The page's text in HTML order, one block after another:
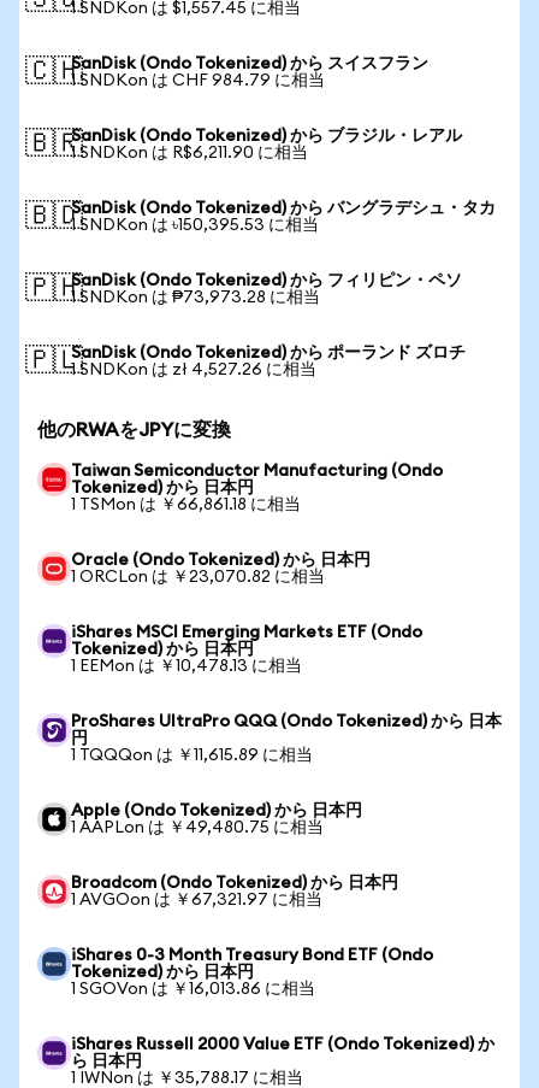
1 SNDKon は $1,557.45 に相当
🇨🇭SanDisk (Ondo Tokenized) から スイスフラン
1 SNDKon は CHF 984.79 に相当
🇧🇷SanDisk (Ondo Tokenized) から ブラジル・レアル
1 SNDKon は R$6,211.90 に相当
🇧🇩SanDisk (Ondo Tokenized) から バングラデシュ・タカ
1 SNDKon は ৳150,395.53 に相当
🇵🇭SanDisk (Ondo Tokenized) から フィリピン・ペソ
1 SNDKon は ₱73,973.28 に相当
🇵🇱SanDisk (Ondo Tokenized) から ポーランド ズロチ
1 SNDKon は zł 4,527.26 に相当
他のRWAをJPYに変換
Taiwan Semiconductor Manufacturing (Ondo
Tokenized) から 日本円
1 TSMon は ￥66,861.18 に相当
Oracle (Ondo Tokenized) から 日本円
1 ORCLon は ￥23,070.82 に相当
iShares MSCI Emerging Markets ETF (Ondo
Tokenized) から 日本円
1 EEMon は ￥10,478.13 に相当
ProShares UltraPro QQQ (Ondo Tokenized) から 日本
円
1 TQQQon は ￥11,615.89 に相当
Apple (Ondo Tokenized) から 日本円
1 AAPLon は ￥49,480.75 に相当
Broadcom (Ondo Tokenized) から 日本円
1 AVGOon は ￥67,321.97 に相当
iShares 0-3 Month Treasury Bond ETF (Ondo
Tokenized) から 日本円
1 SGOVon は ￥16,013.86 に相当
iShares Russell 2000 Value ETF (Ondo Tokenized) か
ら 日本円
1 IWNon は ￥35,788.17 に相当